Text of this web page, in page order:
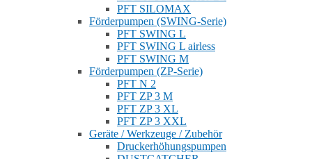
PFT SILOMAX
Förderpumpen (SWING-Serie)
PFT SWING L
PFT SWING L airless
PFT SWING M
Förderpumpen (ZP-Serie)
PFT N 2
PFT ZP 3 M
PFT ZP 3 XL
PFT ZP 3 XXL
Geräte / Werkzeuge / Zubehör
Druckerhöhungspumpen